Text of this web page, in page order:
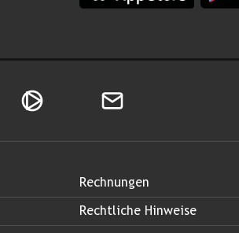
Salzburg
Seite von Land Salzburg
Salzburg ON Newsletter abonnieren
Rechnungen
Rechtliche Hinweise